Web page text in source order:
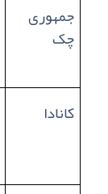
جمهوری
چک
کانادا